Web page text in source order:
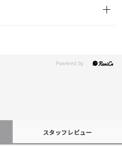
スタッフレビュー